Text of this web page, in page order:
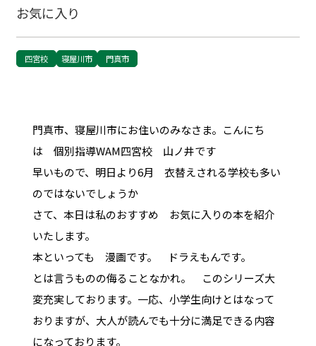
お気に入り
四宮校 寝屋川市 門真市
門真市、寝屋川市にお住いのみなさま。こんにち
は 個別指導WAM四宮校 山ノ井です
早いもので、明日より6月 衣替えされる学校も多い
のではないでしょうか
さて、本日は私のおすすめ お気に入りの本を紹介
いたします。
本といっても 漫画です。 ドラえもんです。
とは言うものの侮ることなかれ。 このシリーズ大
変充実しております。一応、小学生向けとはなって
おりますが、大人が読んでも十分に満足できる内容
になっております。